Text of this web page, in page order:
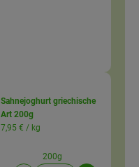
Sahnejoghurt griechische
Art 200g
7,95 € / kg
200g